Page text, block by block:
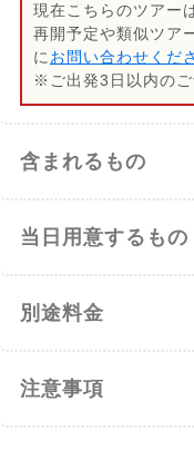
性（
で入力
⑥予約
⑦搭乗
で）】
なり
出発
現在こちらのツアー
再開予定や類似ツア
に お問い合わせくだ
※ご出発3日以内のご
含まれるもの
当日用意するもの
別途料金
注意事項